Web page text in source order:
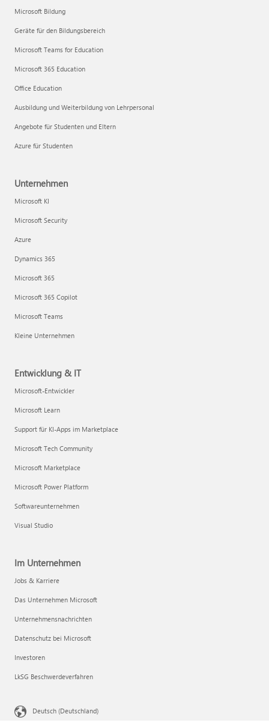
Microsoft Bildung
Geräte für den Bildungsbereich
Microsoft Teams for Education
Microsoft 365 Education
Office Education
Ausbildung und Weiterbildung von Lehrpersonal
Angebote für Studenten und Eltern
Azure für Studenten
Unternehmen
Microsoft KI
Microsoft Security
Azure
Dynamics 365
Microsoft 365
Microsoft 365 Copilot
Microsoft Teams
Kleine Unternehmen
Entwicklung & IT
Microsoft-Entwickler
Microsoft Learn
Support für KI-Apps im Marketplace
Microsoft Tech Community
Microsoft Marketplace
Microsoft Power Platform
Softwareunternehmen
Visual Studio
Im Unternehmen
Jobs & Karriere
Das Unternehmen Microsoft
Unternehmensnachrichten
Datenschutz bei Microsoft
Investoren
LkSG Beschwerdeverfahren
Deutsch (Deutschland)